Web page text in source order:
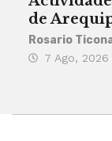
de
Rosario
7 Ago, 2026